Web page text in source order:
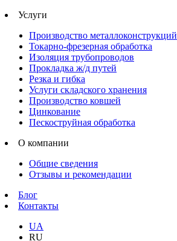
Услуги
Производство металлоконструкций
Токарно-фрезерная обработка
Изоляция трубопроводов
Прокладка ж/д путей
Резка и гибка
Услуги складского хранения
Производство ковшей
Цинкование
Пескоструйная обработка
О компании
Общие сведения
Отзывы и рекомендации
Блог
Контакты
UA
RU